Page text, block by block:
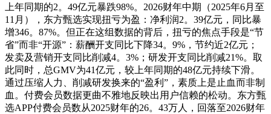
上年同期的2。49亿元暴跌98%。2026财年中期（2025年6月至
11月），东方甄选实现扭亏为盈：净利润2。39亿元，同比暴
增346。87%。但正在这组数据的背后，扭亏的焦点手段是“节
省”而非“开源”：薪酬开支同比下降34。9%，节约近2亿元；
发卖及营销开支同比削减4。3%；研发开支同比削减21%。取
此同时，总GMV为41亿元，较上年同期的48亿元持续下滑。
通过压缩人力、削减研发换来的“盈利”，素质上是止血而非制
血。付费会员数据更曲不雅地反映出用户信赖的松动。东方甄
选APP付费会员数从2025财年的26。43万人，回落至2026财年